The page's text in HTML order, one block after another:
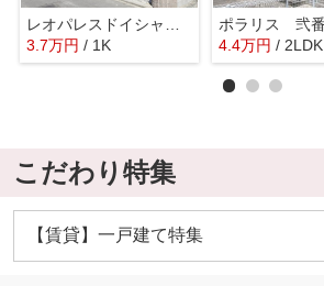
レオパレスドイシャンⅡ
3.7万円 / 1K
ポラリス 弐
4.4万円 / 2LDK
こだわり特集
【賃貸】一戸建て特集